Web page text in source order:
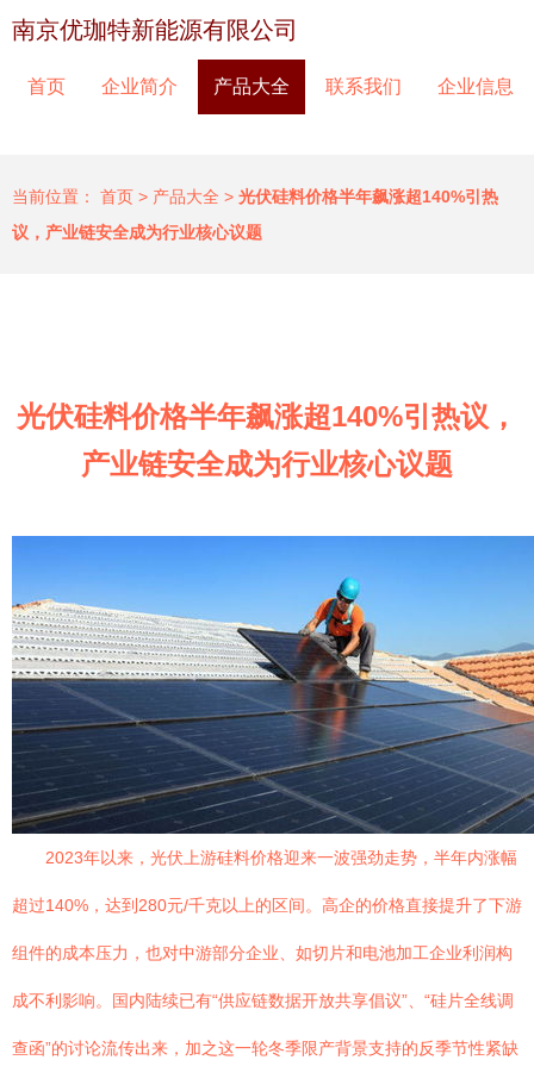
南京优珈特新能源有限公司
首页 企业简介 产品大全 联系我们 企业信息
当前位置： 首页 > 产品大全 > 光伏硅料价格半年飙涨超140%引热
议，产业链安全成为行业核心议题
光伏硅料价格半年飙涨超140%引热议，
产业链安全成为行业核心议题
2023年以来，光伏上游硅料价格迎来一波强劲走势，半年内涨幅
超过140%，达到280元/千克以上的区间。高企的价格直接提升了下游
组件的成本压力，也对中游部分企业、如切片和电池加工企业利润构
成不利影响。国内陆续已有“供应链数据开放共享倡议”、“硅片全线调
查函”的讨论流传出来，加之这一轮冬季限产背景支持的反季节性紧缺